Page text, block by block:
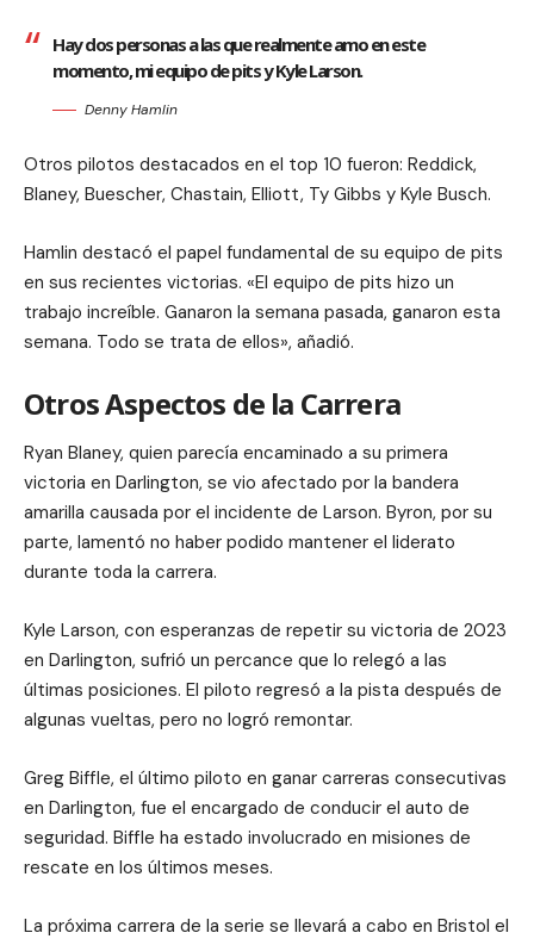
Hay dos personas a las que realmente amo en este
momento, mi equipo de pits y Kyle Larson.
Denny Hamlin
Otros pilotos destacados en el top 10 fueron: Reddick,
Blaney, Buescher, Chastain, Elliott, Ty Gibbs y Kyle Busch.
Hamlin destacó el papel fundamental de su equipo de pits
en sus recientes victorias. «El equipo de pits hizo un
trabajo increíble. Ganaron la semana pasada, ganaron esta
semana. Todo se trata de ellos», añadió.
Otros Aspectos de la Carrera
Ryan Blaney, quien parecía encaminado a su primera
victoria en Darlington, se vio afectado por la bandera
amarilla causada por el incidente de Larson. Byron, por su
parte, lamentó no haber podido mantener el liderato
durante toda la carrera.
Kyle Larson, con esperanzas de repetir su victoria de 2023
en Darlington, sufrió un percance que lo relegó a las
últimas posiciones. El piloto regresó a la pista después de
algunas vueltas, pero no logró remontar.
Greg Biffle, el último piloto en ganar carreras consecutivas
en Darlington, fue el encargado de conducir el auto de
seguridad. Biffle ha estado involucrado en misiones de
rescate en los últimos meses.
La próxima carrera de la serie se llevará a cabo en Bristol el